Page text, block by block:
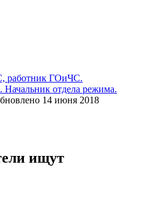
работник ГОиЧС.
отдела режима.
14 июня 2018
ищут